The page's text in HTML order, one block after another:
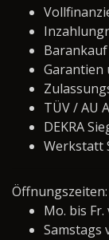
Garantien
TÜV / AU
DEKRA
Werkstatt
Öffnungszeiten:
Mo. bis
Samstags